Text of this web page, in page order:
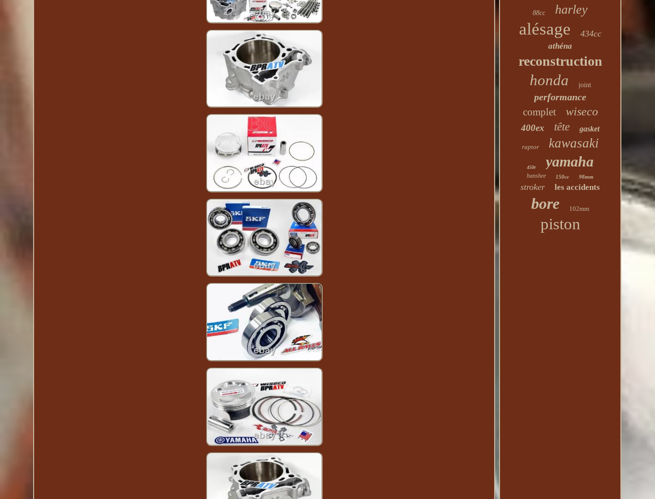
88cc harley
alésage 434cc
athéna
reconstruction
honda joint
performance
complet wiseco
400ex tête gasket
raptor kawasaki
450r yamaha
banshee 150cc 98mm
stroker les accidents
bore 102mm
piston